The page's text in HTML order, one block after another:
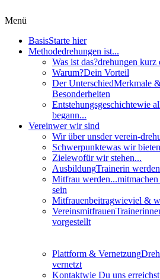
Menü
BasisStarte hier
Methodedrehungen ist...
Was ist das?drehungen kurz
Warum?Dein Vorteil
Der UnterschiedMerkmale
Besonderheiten
Entstehungsgeschichtewie
begann...
Vereinwer wir sind
Wir über unsder verein-
Schwerpunktewas wir
Zielewofür wir stehen...
AusbildungTrainerin werden
Mitfrau werden...
sein
Mitfrauenbeitragwieviel &
Vereinsmitfrauen
vorgestellt
Plattform & Vernetzung
vernetzt
Kontaktwie Du uns